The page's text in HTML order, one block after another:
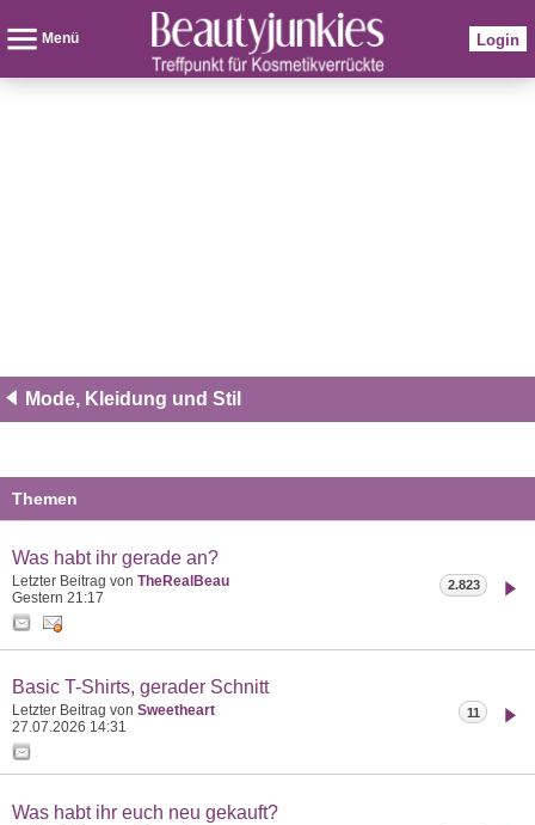
Menü Login
Mode, Kleidung und Stil
Themen
Was habt ihr gerade an?
Letzter Beitrag von TheRealBeau
Gestern 21:17
2.823
Basic T-Shirts, gerader Schnitt
Letzter Beitrag von Sweetheart
27.07.2026 14:31
11
Was habt ihr euch neu gekauft?